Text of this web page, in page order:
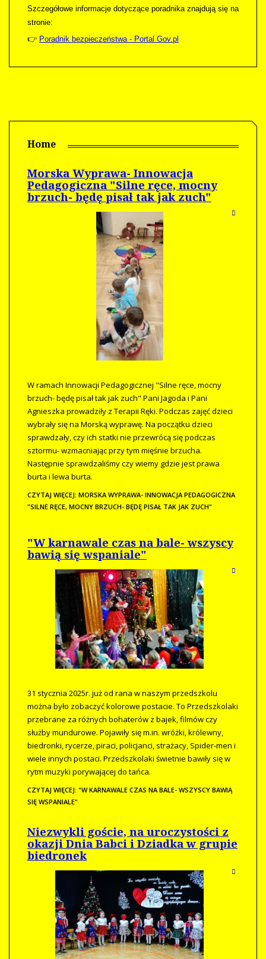
Szczegółowe informacje dotyczące poradnika znajdują się na
stronie:
👉 Poradnik bezpieczeństwa - Portal Gov.pl
Home
Morska Wyprawa- Innowacja
Pedagogiczna "Silne ręce, mocny
brzuch- będę pisał tak jak zuch"
W ramach Innowacji Pedagogicznej "Silne ręce, mocny
brzuch- będę pisał tak jak zuch" Pani Jagoda i Pani
Agnieszka prowadziły z Terapii Ręki. Podczas zajęć dzieci
wybrały się na Morską wyprawę. Na początku dzieci
sprawdzały, czy ich statki nie przewrócą się podczas
sztormu- wzmacniając przy tym mięśnie brzucha.
Następnie sprawdzaliśmy czy wiemy gdzie jest prawa
burta i lewa burta.
CZYTAJ WIĘCEJ: MORSKA WYPRAWA- INNOWACJA PEDAGOGICZNA
"SILNE RĘCE, MOCNY BRZUCH- BĘDĘ PISAŁ TAK JAK ZUCH"
"W karnawale czas na bale- wszyscy
bawią się wspaniale"
31 stycznia 2025r. już od rana w naszym przedszkolu
można było zobaczyć kolorowe postacie. To Przedszkolaki
przebrane za różnych bohaterów z bajek, filmów czy
służby mundurowe. Pojawiły się m.in. wróżki, królewny,
biedronki, rycerze, piraci, policjanci, strażacy, Spider-men i
wiele innych postaci. Przedszkolaki świetnie bawiły się w
rytm muzyki porywającej do tańca.
CZYTAJ WIĘCEJ: "W KARNAWALE CZAS NA BALE- WSZYSCY BAWIĄ
SIĘ WSPANIALE"
Niezwykli goście, na uroczystości z
okazji Dnia Babci i Dziadka w grupie
biedronek